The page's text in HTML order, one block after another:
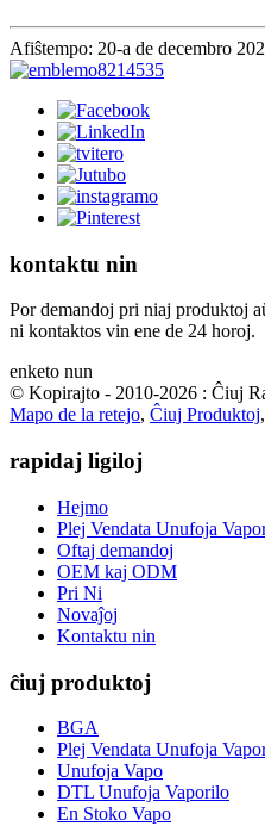
Afiŝtempo: 20-a de decembro
kontaktu nin
Por demandoj pri niaj produktoj
ni kontaktos vin ene de 24 horoj.
enketo nun
© Kopirajto - 2010-2026 : Ĉiuj
Mapo de la retejo, Ĉiuj Produktoj,
rapidaj ligiloj
Hejmo
Plej Vendata Unufoja
Oftaj demandoj
OEM kaj ODM
Pri Ni
Novaĵoj
Kontaktu nin
ĉiuj produktoj
BGA
Plej Vendata Unufoja
Unufoja Vapo
DTL Unufoja Vaporilo
En Stoko Vapo